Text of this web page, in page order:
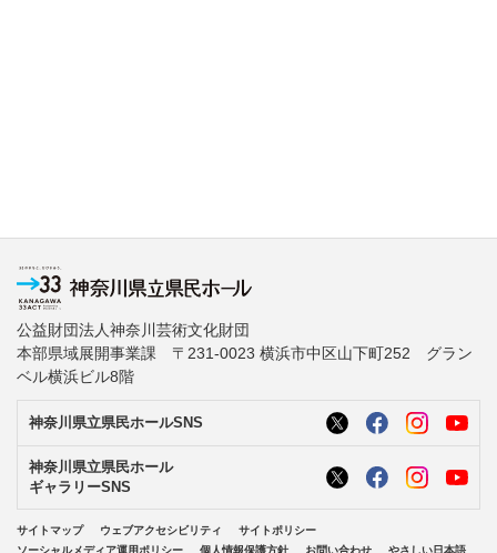
公益財団法人神奈川芸術文化財団
本部県域展開事業課 〒231-0023 横浜市中区山下町252 グラン
ベル横浜ビル8階
神奈川県立県民ホールSNS
神奈川県立県民ホール
ギャラリーSNS
サイトマップ ウェブアクセシビリティ
サイトポリシー